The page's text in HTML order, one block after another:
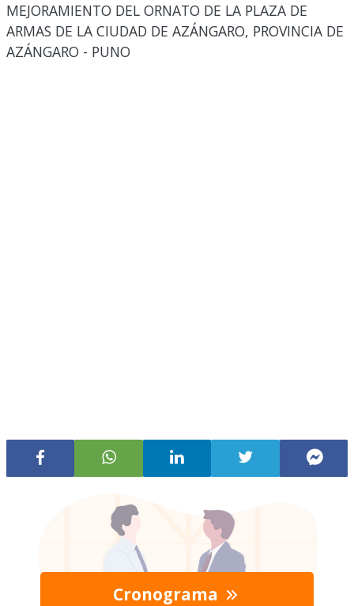
MEJORAMIENTO DEL ORNATO DE LA PLAZA DE
ARMAS DE LA CIUDAD DE AZÁNGARO, PROVINCIA DE
AZÁNGARO - PUNO
Cronograma